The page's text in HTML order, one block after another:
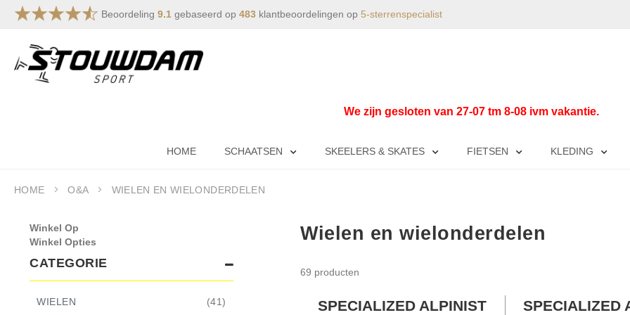
Beoordeling 9.1 gebaseerd op 483 klantbeoordelingen op 5-sterrenspecialist
naar
de
inhoud
We zijn gesloten van 27-07 tm 8-08 ivm vakantie.
HOME SCHAATSEN SKEELERS & SKATES FIETSEN KLEDING
HOME O&A WIELEN EN WIELONDERDELEN
Wielen en wielonderdelen
69 producten
SPECIALIZED ALPINIST
SPECIALIZED
Winkel Op
Winkel Opties
CATEGORIE
WIELEN 41ITEMS